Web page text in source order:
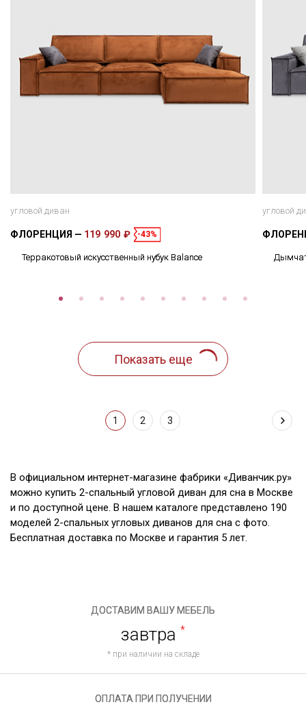
угловой диван
ФЛОРЕНЦИЯ 119 990 ₽ -43%
Терракотовый искусственный нубук Balance
угловой
1 2 3
В официальном интернет-магазине фабрики «Диванчик.ру»
можно купить 2-спальный угловой диван для сна в Москве
и по доступной цене. В нашем каталоге представлено 190
моделей 2-спальных угловых диванов для сна с фото.
Бесплатная доставка по Москве и гарантия 5 лет.
ДОСТАВИМ ВАШУ МЕБЕЛЬ
завтра *
* при наличии на складе
ОПЛАТА ПРИ ПОЛУЧЕНИИ